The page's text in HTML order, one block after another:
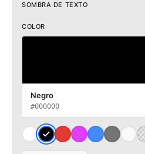
SOMBRA DE TEXTO
COLOR
Negro
#000000